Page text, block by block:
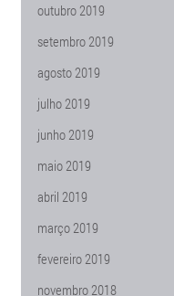
outubro 2019
setembro 2019
agosto 2019
julho 2019
junho 2019
maio 2019
abril 2019
março 2019
fevereiro 2019
novembro 2018